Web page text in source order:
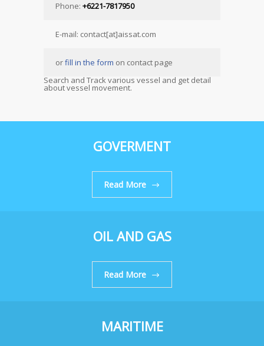
Phone: +6221-7817950
E-mail: contact[at]aissat.com
orfill in the form on contact page
Search and Track various vessel and get detail
about vessel movement.
GOVERMENT
Read More
OIL AND GAS
Read More
MARITIME